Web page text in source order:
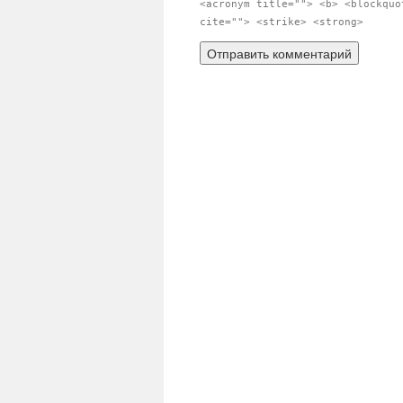
<acronym title=""> <b>
cite=""> <strike> <strong>